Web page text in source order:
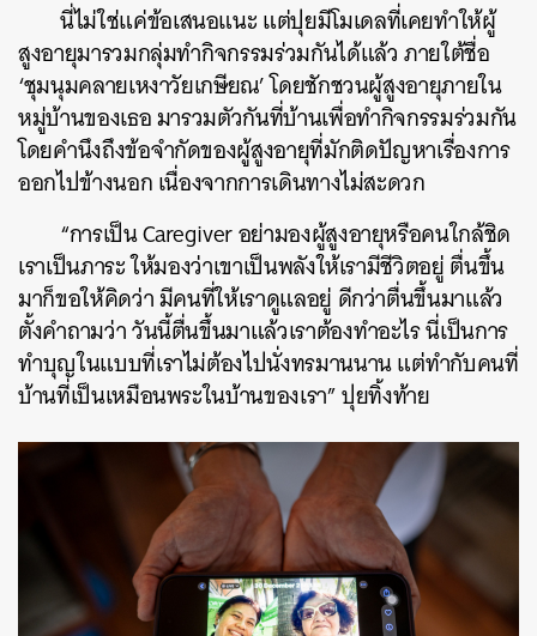
นี่ไม่ใช่แค่ข้อเสนอแนะ แต่ปุยมีโมเดลที่เคยทำให้ผู้
สูงอายุมารวมกลุ่มทำกิจกรรมร่วมกันได้แล้ว ภายใต้ชื่อ
‘ชุมนุมคลายเหงาวัยเกษียณ’ โดยชักชวนผู้สูงอายุภายใน
หมู่บ้านของเธอ มารวมตัวกันที่บ้านเพื่อทำกิจกรรมร่วมกัน
โดยคำนึงถึงข้อจำกัดของผู้สูงอายุที่มักติดปัญหาเรื่องการ
ออกไปข้างนอก เนื่องจากการเดินทางไม่สะดวก
“การเป็น Caregiver อย่ามองผู้สูงอายุหรือคนใกล้ชิด
เราเป็นภาระ ให้มองว่าเขาเป็นพลังให้เรามีชีวิตอยู่ ตื่นขึ้น
มาก็ขอให้คิดว่า มีคนที่ให้เราดูแลอยู่ ดีกว่าตื่นขึ้นมาแล้ว
ตั้งคำถามว่า วันนี้ตื่นขึ้นมาแล้วเราต้องทำอะไร นี่เป็นการ
ทำบุญในแบบที่เราไม่ต้องไปนั่งทรมานนาน แต่ทำกับคนที่
บ้านที่เป็นเหมือนพระในบ้านของเรา” ปุยทิ้งท้าย